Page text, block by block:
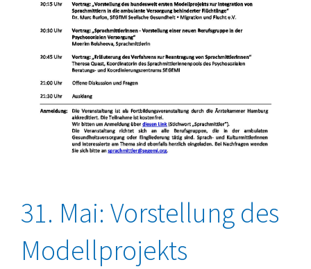
31. Mai: Vorstellung des
Modellprojekts